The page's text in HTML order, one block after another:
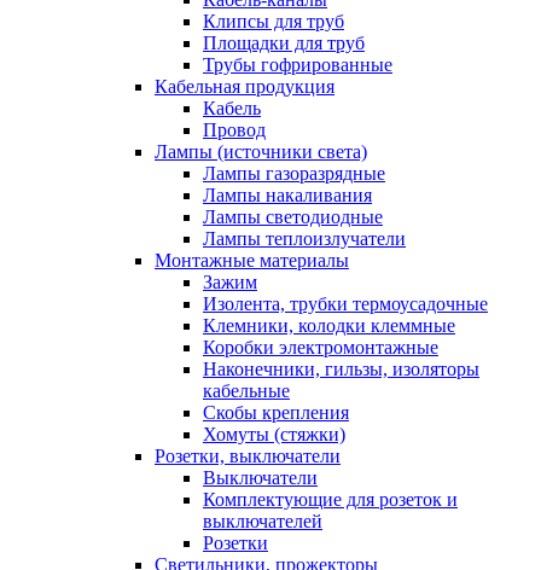
Клипсы для труб
Площадки для труб
Трубы гофрированные
Кабельная продукция
Кабель
Провод
Лампы (источники света)
Лампы газоразрядные
Лампы накаливания
Лампы светодиодные
Лампы теплоизлучатели
Монтажные материалы
Зажим
Изолента, трубки термоусадочные
Клемники, колодки клеммные
Коробки электромонтажные
Наконечники, гильзы, изоляторы
кабельные
Скобы крепления
Хомуты (стяжки)
Розетки, выключатели
Выключатели
Комплектующие для розеток и
выключателей
Розетки
Светильники, прожекторы